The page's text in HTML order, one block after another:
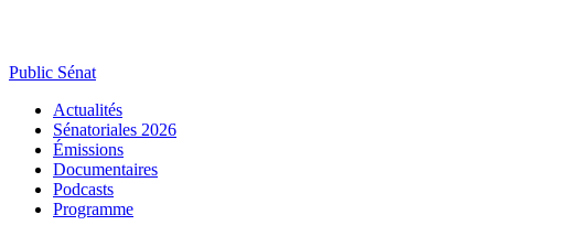
Public Sénat
Actualités
Sénatoriales 2026
Émissions
Documentaires
Podcasts
Programme